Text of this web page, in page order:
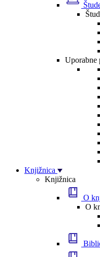
Uporabne
Knjižnica
Knjižnica
O
O